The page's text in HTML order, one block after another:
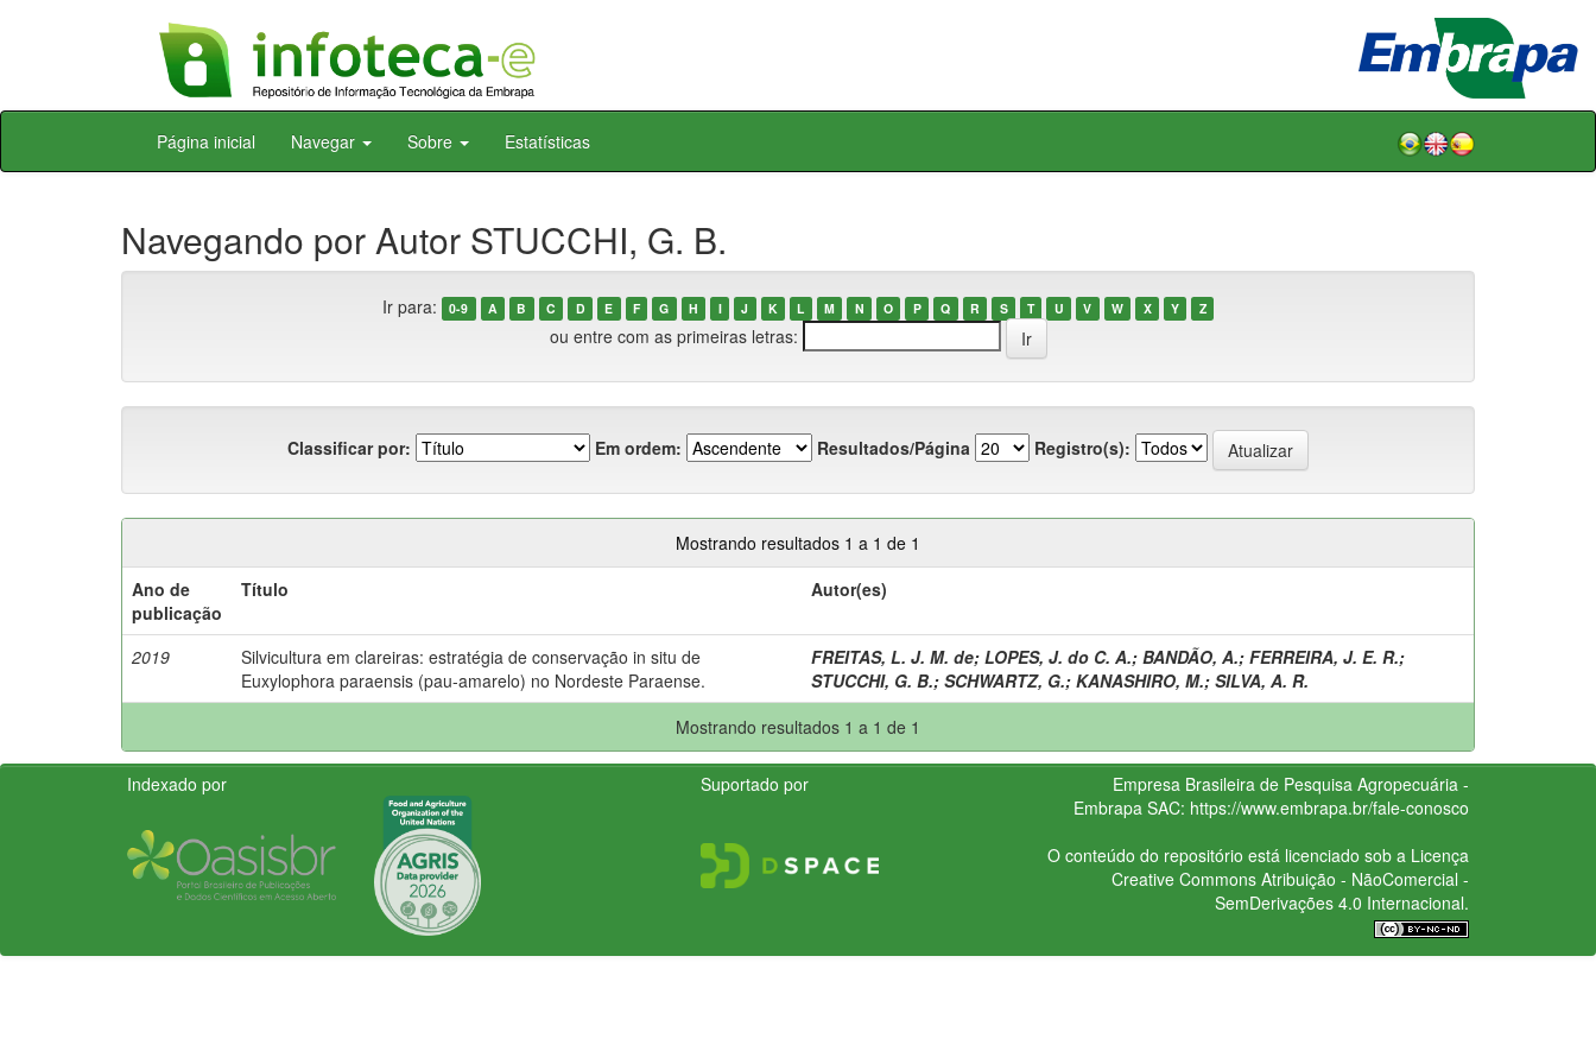
Skip
Página inicial Navegar Sobre Estatísticas
Navegando por Autor STUCCHI, G. B.
Ir para: 0-9 A B C D E F G H I J K L M N O P Q R S T U V W X Y Z
ou entre com as primeiras letras:
Classificar por: Em ordem: Resultados/Página Registro(s):
Mostrando resultados 1 a 1 de 1
Ano de
publicação
Título Autor(es)
2019
Silvicultura em clareiras: estratégia de conservação in situ de
Euxylophora paraensis (pau-amarelo) no Nordeste Paraense.
FREITAS, L. J. M. de; LOPES, J. do C. A.; BANDÃO, A.; FERREIRA, J. E. R.;
STUCCHI, G. B.; SCHWARTZ, G.; KANASHIRO, M.; SILVA, A. R.
Mostrando resultados 1 a 1 de 1
Indexado por Suportado por
Empresa Brasileira de Pesquisa Agropecuária -
Embrapa SAC: https://www.embrapa.br/fale-conosco
O conteúdo do repositório está licenciado sob a Licença
Creative CommonsAtribuição - NãoComercial -
SemDerivações 4.0 Internacional.